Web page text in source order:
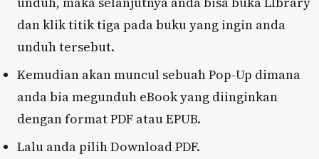
dan klik titik tiga pada buku yang ingin anda
unduh tersebut.
Kemudian akan muncul sebuah Pop-Up dimana
anda bia megunduh eBook yang diinginkan
dengan format PDF atau EPUB.
Lalu anda pilih Download PDF.